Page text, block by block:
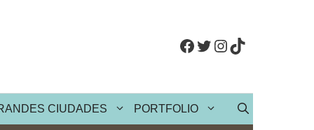
Facebook
Twitter
Instagram
TikTok
CIUDADES PORTFOLIO